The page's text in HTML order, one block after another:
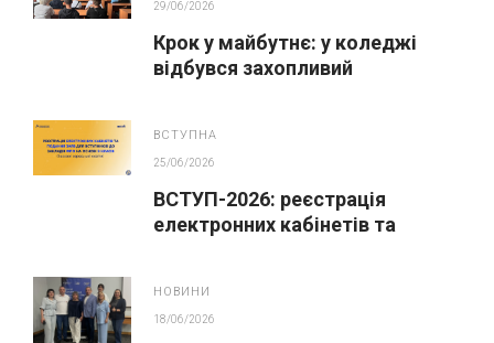
29/06/2026
Крок у майбутнє: у коледжі
відбувся захопливий
ВСТУПНА
25/06/2026
ВСТУП-2026: реєстрація
електронних кабінетів та
НОВИНИ
18/06/2026